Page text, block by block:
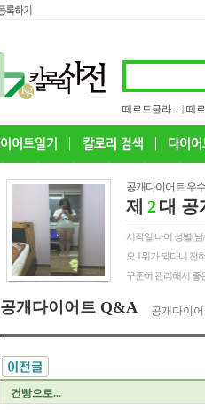
떼르드글라... 떼
공개다이어트 우
제 2대 공
시작일 나이 성별(남
오 1위가 되다니 전
꾸준히 관리해서 좋
공개다이어트 Q&A 공개다이
건빵으로...